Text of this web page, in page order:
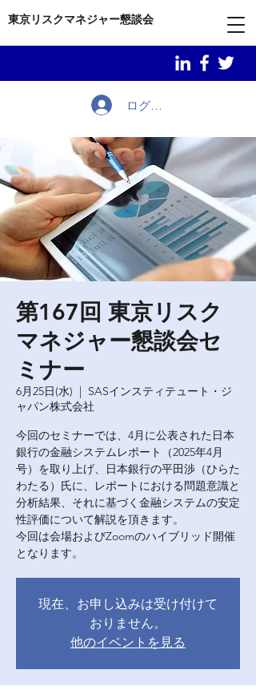
東京リスクマネジャー懇談会
ログイン
第167回 東京リスク
マネジャー懇談会セ
ミナー
6月25日(水)
  |
SASインスティテュート・ジ
ャパン株式会社
今回のセミナーでは、4月に公表された日本
銀行の金融システムレポート（2025年4月
号）を取り上げ、日本銀行の平田渉（ひらた
わたる）氏に、レポートにおける問題意識と
分析結果、それに基づく金融システムの安定
性評価について解説を頂きます。
今回は会場およびZoomのハイブリッド開催
となります。
現在、お申し込みは受け付けて
おりません。
他のイベントを見る